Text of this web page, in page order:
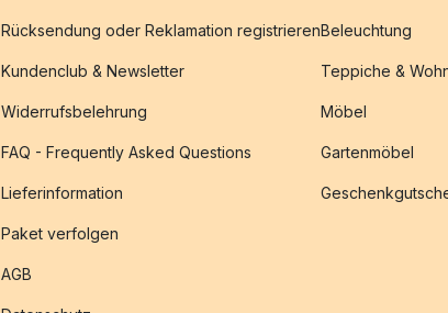
Rücksendung oder Reklamation registrieren
Kundenclub & Newsletter
Widerrufsbelehrung
FAQ - Frequently Asked Questions
Lieferinformation
Paket verfolgen
AGB
Beleuchtung
Teppiche &
Möbel
Gartenmöbel